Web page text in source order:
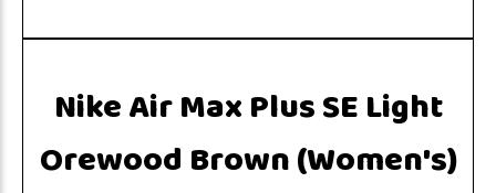
Nike Air Max Plus SE Light
Orewood Brown (Women's)